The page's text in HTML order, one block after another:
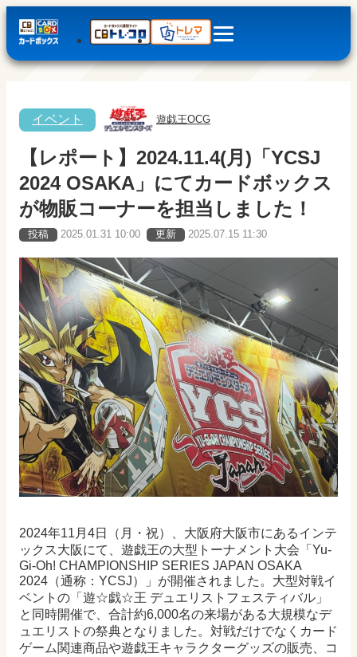
イベント 遊戯王OCG
【レポート】2024.11.4(月)「YCSJ
2024 OSAKA」にてカードボックス
が物販コーナーを担当しました！
投稿 2025.01.31 10:00 更新 2025.07.15 11:30
2024年11月4日（月・祝）、大阪府大阪市にあるインテ
ックス大阪にて、遊戯王の大型トーナメント大会「Yu-
Gi-Oh! CHAMPIONSHIP SERIES JAPAN OSAKA
2024（通称：YCSJ）」が開催されました。大型対戦イ
ベントの「遊☆戯☆王 デュエリストフェスティバル」
と同時開催で、合計約6,000名の来場がある大規模なデ
ュエリストの祭典となりました。対戦だけでなくカード
ゲーム関連商品や遊戯王キャラクターグッズの販売、コ